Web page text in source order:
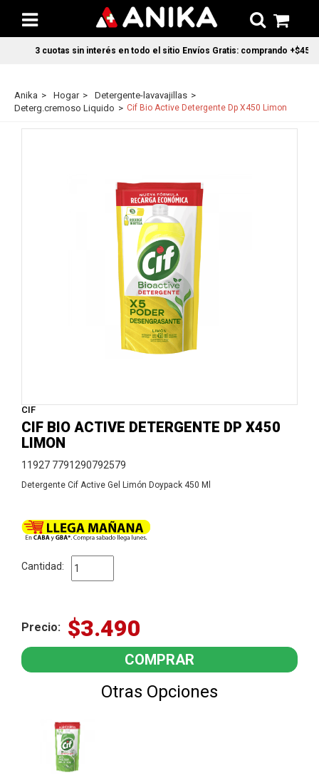
3 cuotas sin interés en todo el sitio Envíos Gratis: comprando +$45.000
Anika Hogar
Detergente-lavavajillas
Deterg.cremoso Liquido
Cif Bio Active Detergente Dp X450 Limon
CIF
CIF BIO ACTIVE DETERGENTE DP X450
LIMON
11927 7791290792579
Detergente Cif Active Gel Limón Doypack 450 Ml
Cantidad:
Precio: $3.490
Otras Opciones